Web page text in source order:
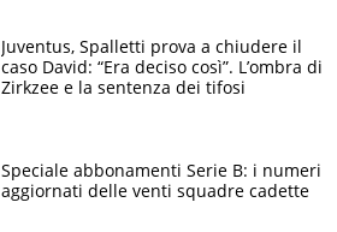
Juventus, Spalletti prova a chiudere il
caso David: “Era deciso così”. L’ombra di
Zirkzee e la sentenza dei tifosi
Speciale abbonamenti Serie B: i numeri
aggiornati delle venti squadre cadette